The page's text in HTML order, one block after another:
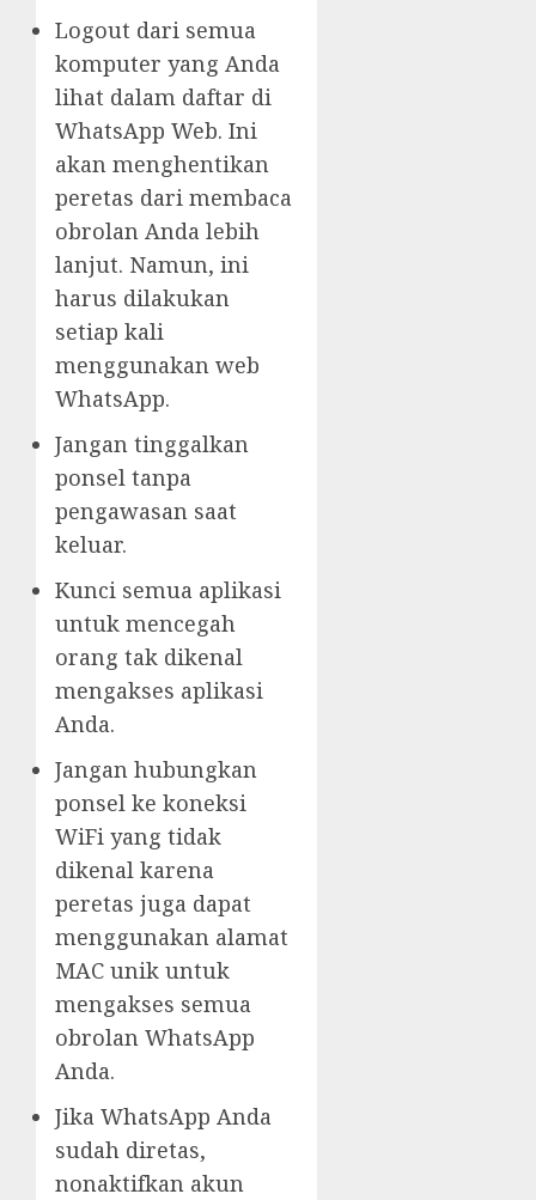
Logout dari semua
komputer yang Anda
lihat dalam daftar di
WhatsApp Web. Ini
akan menghentikan
peretas dari membaca
obrolan Anda lebih
lanjut. Namun, ini
harus dilakukan
setiap kali
menggunakan web
WhatsApp.
Jangan tinggalkan
ponsel tanpa
pengawasan saat
keluar.
Kunci semua aplikasi
untuk mencegah
orang tak dikenal
mengakses aplikasi
Anda.
Jangan hubungkan
ponsel ke koneksi
WiFi yang tidak
dikenal karena
peretas juga dapat
menggunakan alamat
MAC unik untuk
mengakses semua
obrolan WhatsApp
Anda.
Jika WhatsApp Anda
sudah diretas,
nonaktifkan akun